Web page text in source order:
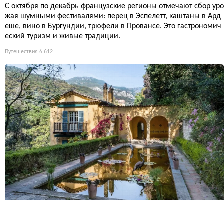
С октября по декабрь французские регионы отмечают сбор уро
жая шумными фестивалями: перец в Эспелетт, каштаны в Ард
еше, вино в Бургундии, трюфели в Провансе. Это гастрономич
еский туризм и живые традиции.
Путешествия 6 612